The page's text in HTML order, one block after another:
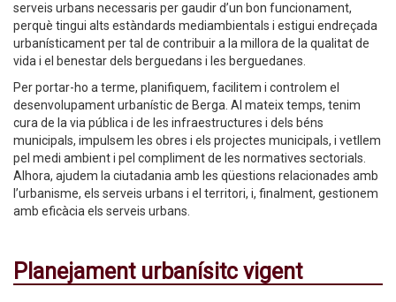
serveis urbans necessaris per gaudir d’un bon funcionament,
perquè tingui alts estàndards mediambientals i estigui endreçada
urbanísticament per tal de contribuir a la millora de la qualitat de
vida i el benestar dels berguedans i les berguedanes.
Per portar-ho a terme, planifiquem, facilitem i controlem el
desenvolupament urbanístic de Berga. Al mateix temps, tenim
cura de la via pública i de les infraestructures i dels béns
municipals, impulsem les obres i els projectes municipals, i vetllem
pel medi ambient i pel compliment de les normatives sectorials.
Alhora, ajudem la ciutadania amb les qüestions relacionades amb
l’urbanisme, els serveis urbans i el territori, i, finalment, gestionem
amb eficàcia els serveis urbans.
Planejament urbanísitc vigent